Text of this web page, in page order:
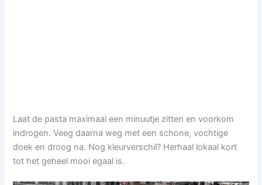
Laat de pasta maximaal een minuutje zitten en voorkom
indrogen. Veeg daarna weg met een schone, vochtige
doek en droog na. Nog kleurverschil? Herhaal lokaal kort
tot het geheel mooi egaal is.